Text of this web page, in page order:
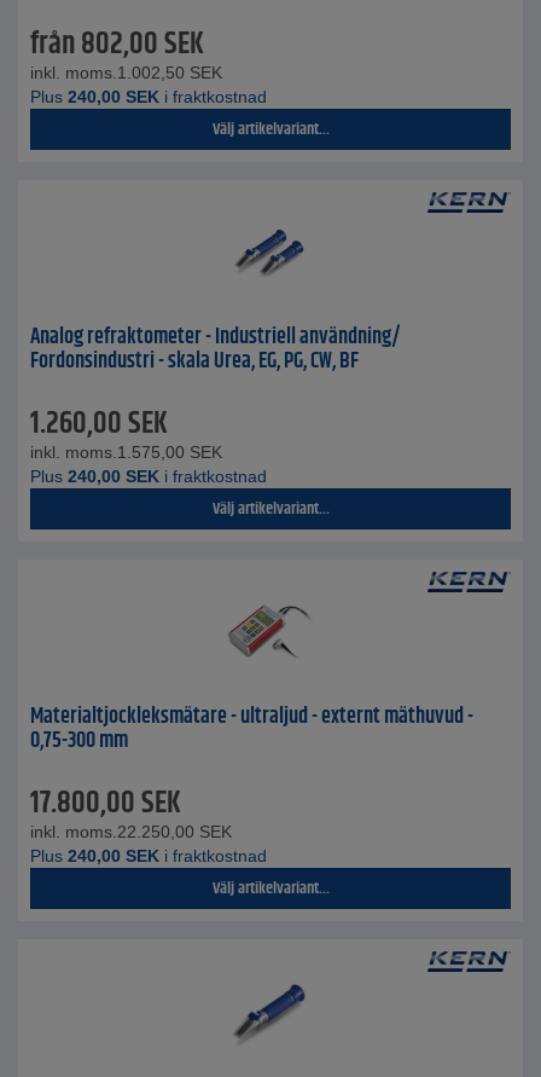
från802,00SEK
inkl. moms. 1.002,50 SEK
Plus 240,00 SEK i fraktkostnad
Välj artikelvariant...
Analog refraktometer - Industriell användning/
Fordonsindustri - skala Urea, EG, PG, CW, BF
1.260,00SEK
inkl. moms. 1.575,00 SEK
Plus 240,00 SEK i fraktkostnad
Välj artikelvariant...
Materialtjockleksmätare - ultraljud - externt mäthuvud -
0,75-300 mm
17.800,00SEK
inkl. moms. 22.250,00 SEK
Plus 240,00 SEK i fraktkostnad
Välj artikelvariant...